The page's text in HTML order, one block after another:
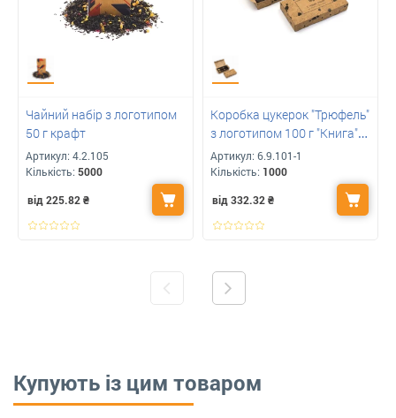
Чайний набір з логотипом
50 г крафт
Артикул: 4.2.105
Кількість: 5000
від 225.82₴
Коробка цукерок "Трюфель"
з логотипом 100 г "Книга"
крафт
Артикул: 6.9.101-1
Кількість: 1000
від 332.32₴
Купують із цим товаром